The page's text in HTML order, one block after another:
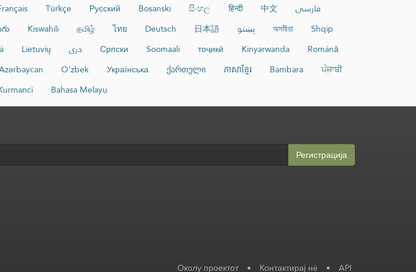
Türkçe Русский Bosanski සිංහල हिन्दी 中文
فارسی
Kiswahili தமிழ் ไทย Deutsch 日本語 پښتو অসমীয়া
Shqip
Lietuvių دری Српски Soomaali тоҷикӣ Kinyarwanda
Română
O‘zbek Українська ქართული ភាសាខ្មែរ Bambara
ਪੰਜਾਬੀ
Bahasa Melayu
Регистрација
Околу проектот • Контактирај нè • API